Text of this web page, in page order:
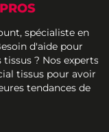
spécialiste en
d'aide pour
? Nos experts
tissus pour avoir
tendances de